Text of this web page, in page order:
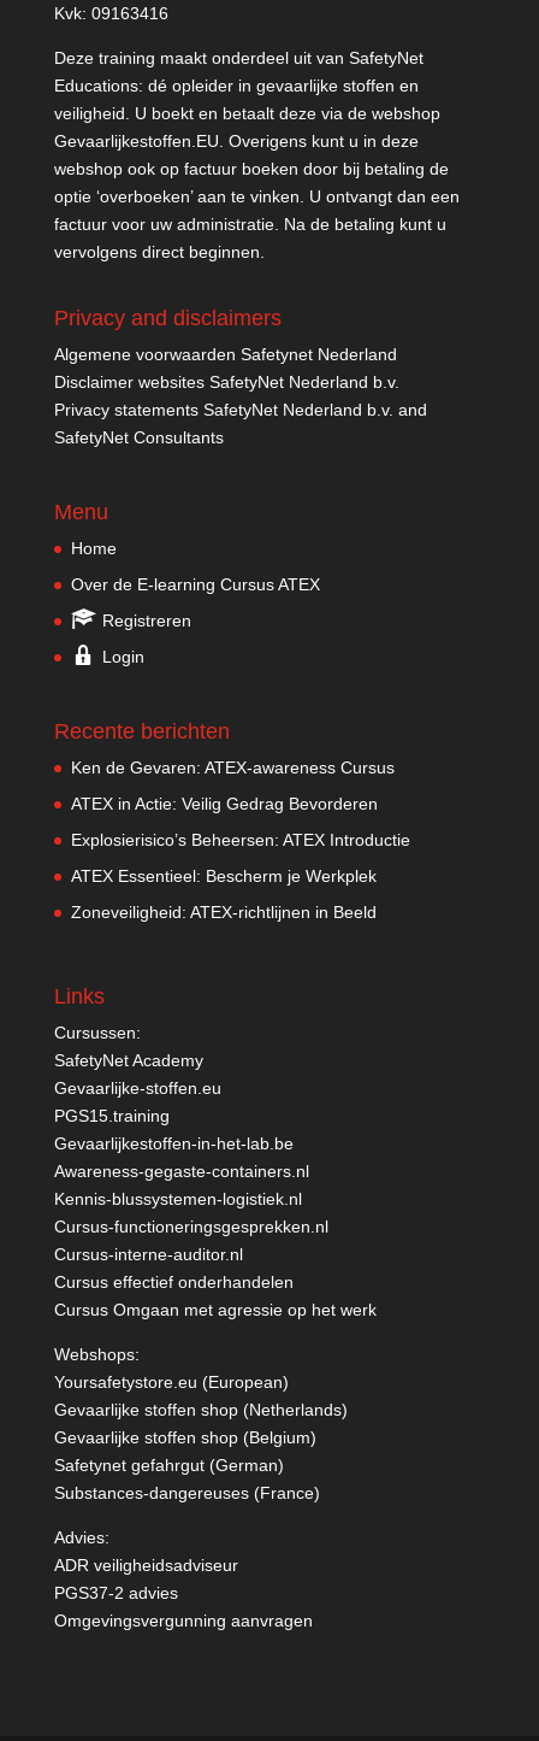
Kvk: 09163416
Deze training maakt onderdeel uit van SafetyNet
Educations: dé opleider in gevaarlijke stoffen en
veiligheid. U boekt en betaalt deze via de webshop
Gevaarlijkestoffen.EU . Overigens kunt u in deze
webshop ook op factuur boeken door bij betaling de
optie ‘overboeken’ aan te vinken. U ontvangt dan een
factuur voor uw administratie. Na de betaling kunt u
vervolgens direct beginnen.
Privacy and disclaimers
Algemene voorwaarden Safetynet Nederland
Disclaimer websites SafetyNet Nederland b.v.
Privacy statements SafetyNet Nederland b.v. and
SafetyNet Consultants
Menu
Home
Over de E-learning Cursus ATEX
Registreren
Login
Recente berichten
Ken de Gevaren: ATEX-awareness Cursus
ATEX in Actie: Veilig Gedrag Bevorderen
Explosierisico’s Beheersen: ATEX Introductie
ATEX Essentieel: Bescherm je Werkplek
Zoneveiligheid: ATEX-richtlijnen in Beeld
Links
Cursussen:
SafetyNet Academy
Gevaarlijke-stoffen.eu
PGS15.training
Gevaarlijkestoffen-in-het-lab.be
Awareness-gegaste-containers.nl
Kennis-blussystemen-logistiek.nl
Cursus-functioneringsgesprekken.nl
Cursus-interne-auditor.nl
Cursus effectief onderhandelen
Cursus Omgaan met agressie op het werk
Webshops:
Yoursafetystore.eu (European)
Gevaarlijke stoffen shop (Netherlands)
Gevaarlijke stoffen shop (Belgium)
Safetynet gefahrgut(German)
Substances-dangereuses(France)
Advies:
ADR veiligheidsadviseur
PGS37-2 advies
Omgevingsvergunning aanvragen